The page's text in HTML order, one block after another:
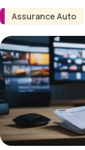
Assurance Auto